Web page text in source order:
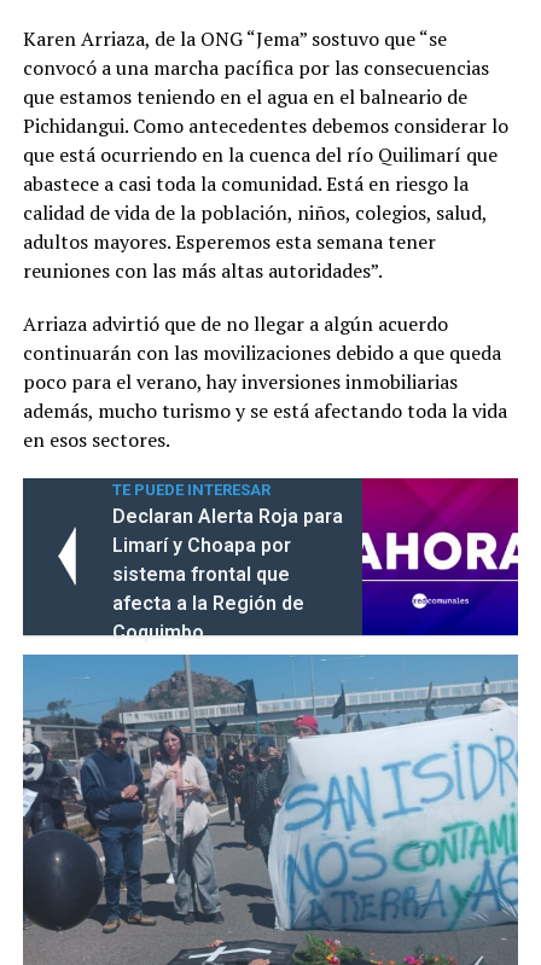
Karen Arriaza, de la ONG “Jema” sostuvo que “se
convocó a una marcha pacífica por las consecuencias
que estamos teniendo en el agua en el balneario de
Pichidangui. Como antecedentes debemos considerar lo
que está ocurriendo en la cuenca del río Quilimarí que
abastece a casi toda la comunidad. Está en riesgo la
calidad de vida de la población, niños, colegios, salud,
adultos mayores. Esperemos esta semana tener
reuniones con las más altas autoridades”.
Arriaza advirtió que de no llegar a algún acuerdo
continuarán con las movilizaciones debido a que queda
poco para el verano, hay inversiones inmobiliarias
además, mucho turismo y se está afectando toda la vida
en esos sectores.
TE PUEDE INTERESAR
Declaran Alerta Roja para
Limarí y Choapa por
sistema frontal que
afecta a la Región de
Coquimbo